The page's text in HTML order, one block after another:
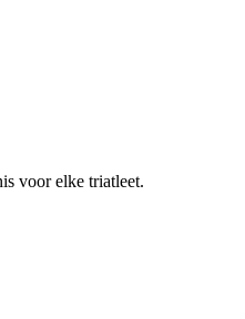
voor elke triatleet.